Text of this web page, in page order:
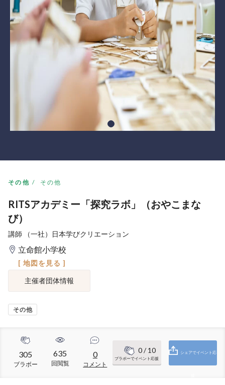
その他 その他
RITSアカデミー「探究ラボ」（おやこまな
び）
講師 （一社）日本学びクリエーション
立命館小学校
[ 地図を見る ]
主催者団体情報
その他
305
ブラボー
635
回閲覧
0
コメント
0/ 10
ブラボーでイベント応援
シェアでイベント応